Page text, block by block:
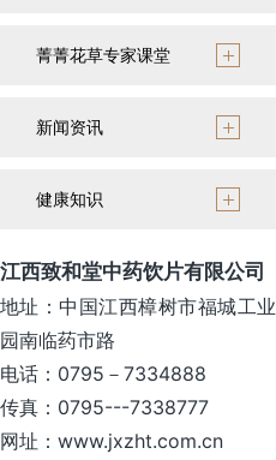
菁菁花草专家课堂
新闻资讯
健康知识
江西致和堂中药饮片有限公司
地址：中国江西樟树市福城工业
园南临药市路
电话：0795－7334888
传真：0795---7338777
网址：www.jxzht.com.cn